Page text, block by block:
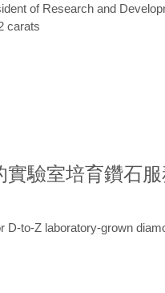
of Research and
carats
實驗室培育鑽石
to-Z laboratory-grown